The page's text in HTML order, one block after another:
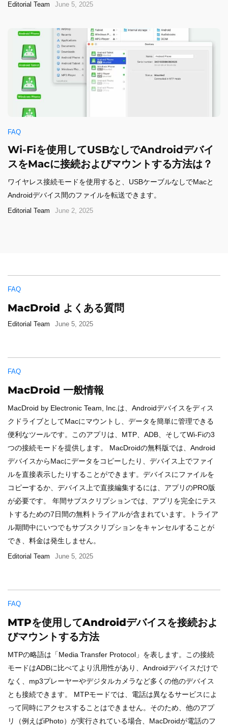
Editorial Team June 5, 2025
FAQ
Wi-Fiを使用してUSBなしでAndroidデバイ
スをMacに接続およびマウントする方法は？
ワイヤレス接続モードを使用すると、USBケーブルなしでMacと
Androidデバイス間のファイルを転送できます。
Editorial Team June 2, 2025
FAQ
MacDroid よくある質問
Editorial Team June 5, 2025
FAQ
MacDroid 一般情報
MacDroid by Electronic Team, Inc.は、Androidデバイスをディス
クドライブとしてMacにマウントし、データを簡単に管理できる
便利なツールです。このアプリは、MTP、ADB、そしてWi-Fiの3
つの接続モードを提供します。 MacDroidの無料版では、Android
デバイスからMacにデータをコピーしたり、デバイス上でファイ
ルを直接表示したりすることができます。デバイスにファイルを
コピーするか、デバイス上で直接編集するには、アプリのPRO版
が必要です。 年間サブスクリプションでは、アプリを完全にテス
トするための7日間の無料トライアルが含まれています。トライア
ル期間中にいつでもサブスクリプションをキャンセルすることが
でき、料金は発生しません。
Editorial Team June 5, 2025
FAQ
MTPを使用してAndroidデバイスを接続およ
びマウントする方法
MTPの略語は「Media Transfer Protocol」を表します。この接続
モードはADBに比べてより汎用性があり、Androidデバイスだけで
なく、mp3プレーヤーやデジタルカメラなど多くの他のデバイス
とも接続できます。 MTPモードでは、電話は異なるサービスによ
って同時にアクセスすることはできません。そのため、他のアプ
リ（例えばiPhoto）が実行されている場合、MacDroidが電話のフ